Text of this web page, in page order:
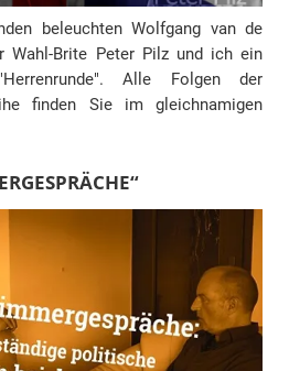
beleuchten Wolfgang van de
Wahl-Brite Peter Pilz und ich ein
Alle Folgen der
finden Sie im gleichnamigen